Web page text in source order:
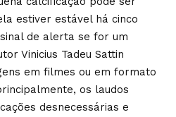
estiver estável há cinco
de alerta se for um
Vinicius Tadeu Sattin
em filmes ou em formato
os laudos
desnecessárias e